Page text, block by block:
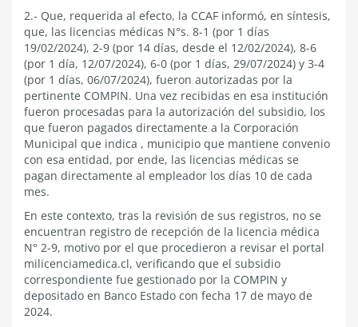
2.- Que, requerida al efecto, la CCAF informó, en síntesis,
que, las licencias médicas N°s. 8-1 (por 1 días
19/02/2024), 2-9 (por 14 días, desde el 12/02/2024), 8-6
(por 1 día, 12/07/2024), 6-0 (por 1 días, 29/07/2024) y 3-4
(por 1 días, 06/07/2024), fueron autorizadas por la
pertinente COMPIN. Una vez recibidas en esa institución
fueron procesadas para la autorización del subsidio, los
que fueron pagados directamente a la Corporación
Municipal que indica , municipio que mantiene convenio
con esa entidad, por ende, las licencias médicas se
pagan directamente al empleador los días 10 de cada
mes.
En este contexto, tras la revisión de sus registros, no se
encuentran registro de recepción de la licencia médica
N° 2-9, motivo por el que procedieron a revisar el portal
milicenciamedica.cl, verificando que el subsidio
correspondiente fue gestionado por la COMPIN y
depositado en Banco Estado con fecha 17 de mayo de
2024.